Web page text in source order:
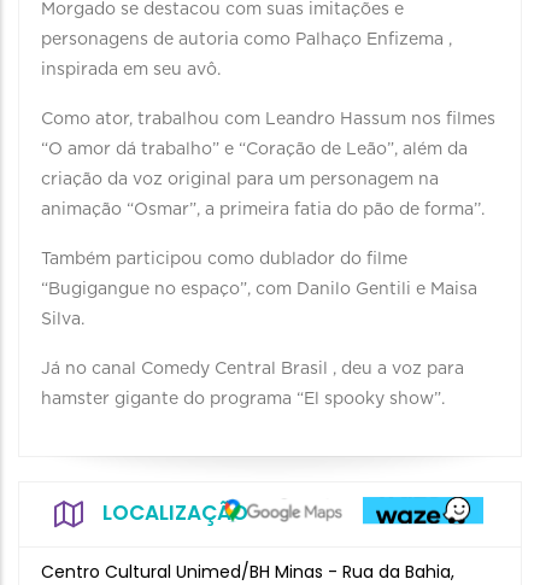
Morgado se destacou com suas imitações e
personagens de autoria como Palhaço Enfizema ,
inspirada em seu avô.
Como ator, trabalhou com Leandro Hassum nos filmes
“O amor dá trabalho” e “Coração de Leão”, além da
criação da voz original para um personagem na
animação “Osmar”, a primeira fatia do pão de forma’’.
Também participou como dublador do filme
“Bugigangue no espaço”, com Danilo Gentili e Maisa
Silva.
Já no canal Comedy Central Brasil , deu a voz para
hamster gigante do programa “El spooky show”.
LOCALIZAÇÃO
Centro Cultural Unimed/BH Minas - Rua da Bahia,